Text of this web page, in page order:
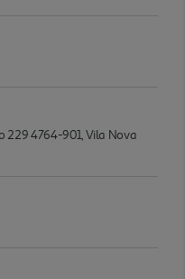
229 4764-901, Vila Nova